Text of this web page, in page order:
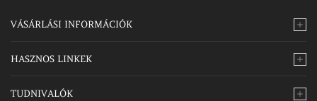
VÁSÁRLÁSI INFORMÁCIÓK
HASZNOS LINKEK
TUDNIVALÓK